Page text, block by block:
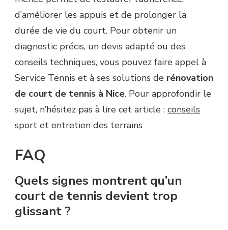
d’améliorer les appuis et de prolonger la
durée de vie du court. Pour obtenir un
diagnostic précis, un devis adapté ou des
conseils techniques, vous pouvez faire appel à
Service Tennis et à ses solutions de rénovation
de court de tennis à Nice. Pour approfondir le
sujet, n’hésitez pas à lire cet article : conseils
sport et entretien des terrains
FAQ
Quels signes montrent qu’un
court de tennis devient trop
glissant ?